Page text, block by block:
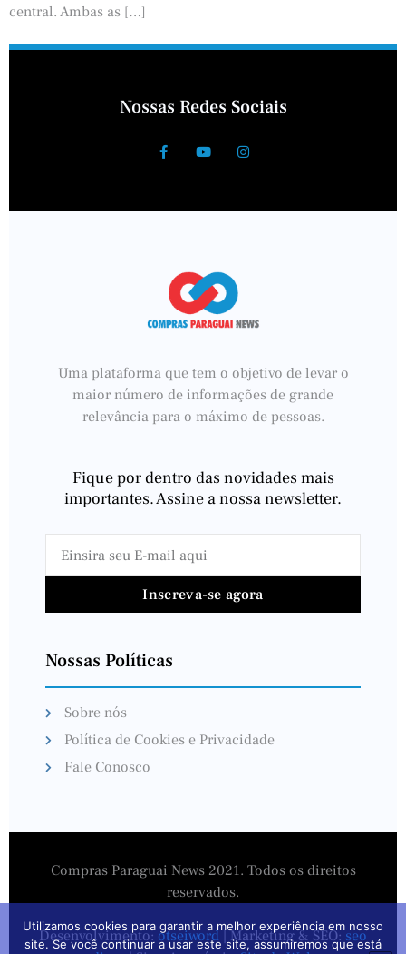
central. Ambas as […]
Nossas Redes Sociais
Uma plataforma que tem o objetivo de levar o
maior número de informações de grande
relevância para o máximo de pessoas.
Fique por dentro das novidades mais
importantes. Assine a nossa newsletter.
Inscreva-se agora
Nossas Políticas
Sobre nós
Política de Cookies e Privacidade
Fale Conosco
Compras Paraguai News 2021. Todos os direitos
reservados.
Desenvolvimento:otseiword| Marketing & SEO:seo
Utilizamos cookies para garantir a melhor experiência em nosso
site. Se você continuar a usar este site, assumiremos que está